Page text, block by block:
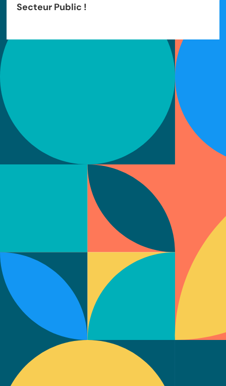
Secteur Public !